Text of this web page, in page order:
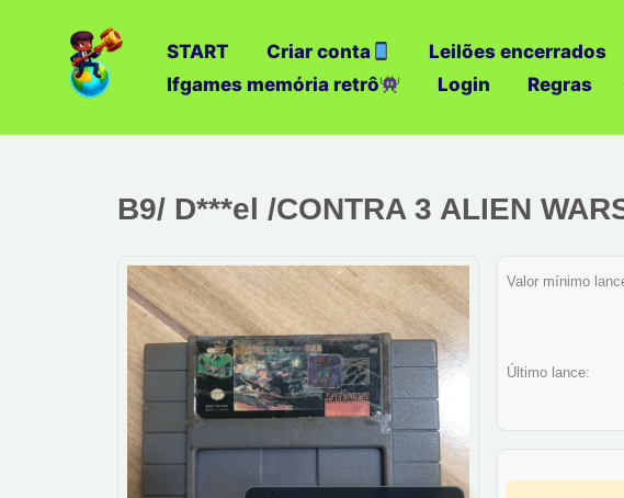
START Criar conta Leilões encerrados
Ifgames memória retrô
Login Regras
B9/ D***el /CONTRA 3 ALIEN
Valor mínimo
Último lance: